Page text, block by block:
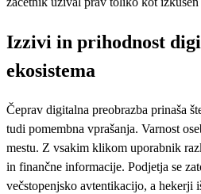
Izzivi in prihodnost
ekosistema
Čeprav digitalna preobrazba prinaša
tudi pomembna vprašanja. Varnost
mestu. Z vsakim klikom uporabnik
in finančne informacije. Podjetja se
večstopenjsko avtentikacijo, a